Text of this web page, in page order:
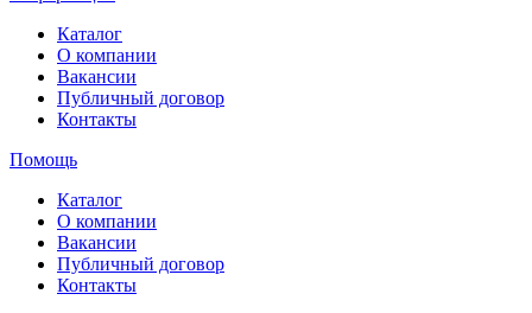
Каталог
О компании
Вакансии
Публичный договор
Контакты
Помощь
Каталог
О компании
Вакансии
Публичный договор
Контакты